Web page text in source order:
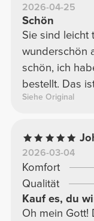
2026-04-25
Schön
Sie sind leicht
wunderschön
schön, ich
bestellt. Das
Siehe Original
2026-03-04
Komfort
Qualität
Kauf es, du
Oh mein Gott!